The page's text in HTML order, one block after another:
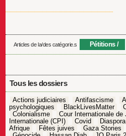
Articles de la/des catégorie.s Pétitions
Tous les dossiers
Actions judiciaires Antifascisme
psychologiques
BlackLivesMatter
Colonialisme
Cour Internationale de
Internationale (CPI)
Covid Diaspora
Afrique
Fêtes juives Gaza Stories